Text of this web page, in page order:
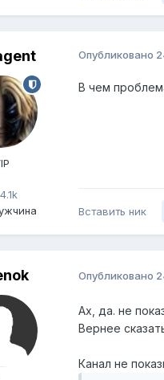
Опубликовано
В чем
Вставить ник
Опубликовано
Ах, да. не
Вернее
Канал не